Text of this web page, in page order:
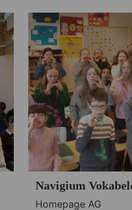
Navigium
Homepage AG